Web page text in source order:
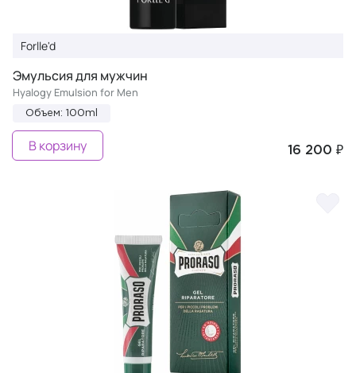
Forlle'd
Эмульсия для мужчин
Hyalogy Emulsion for Men
Объем: 100ml
16 200 ₽
В корзину